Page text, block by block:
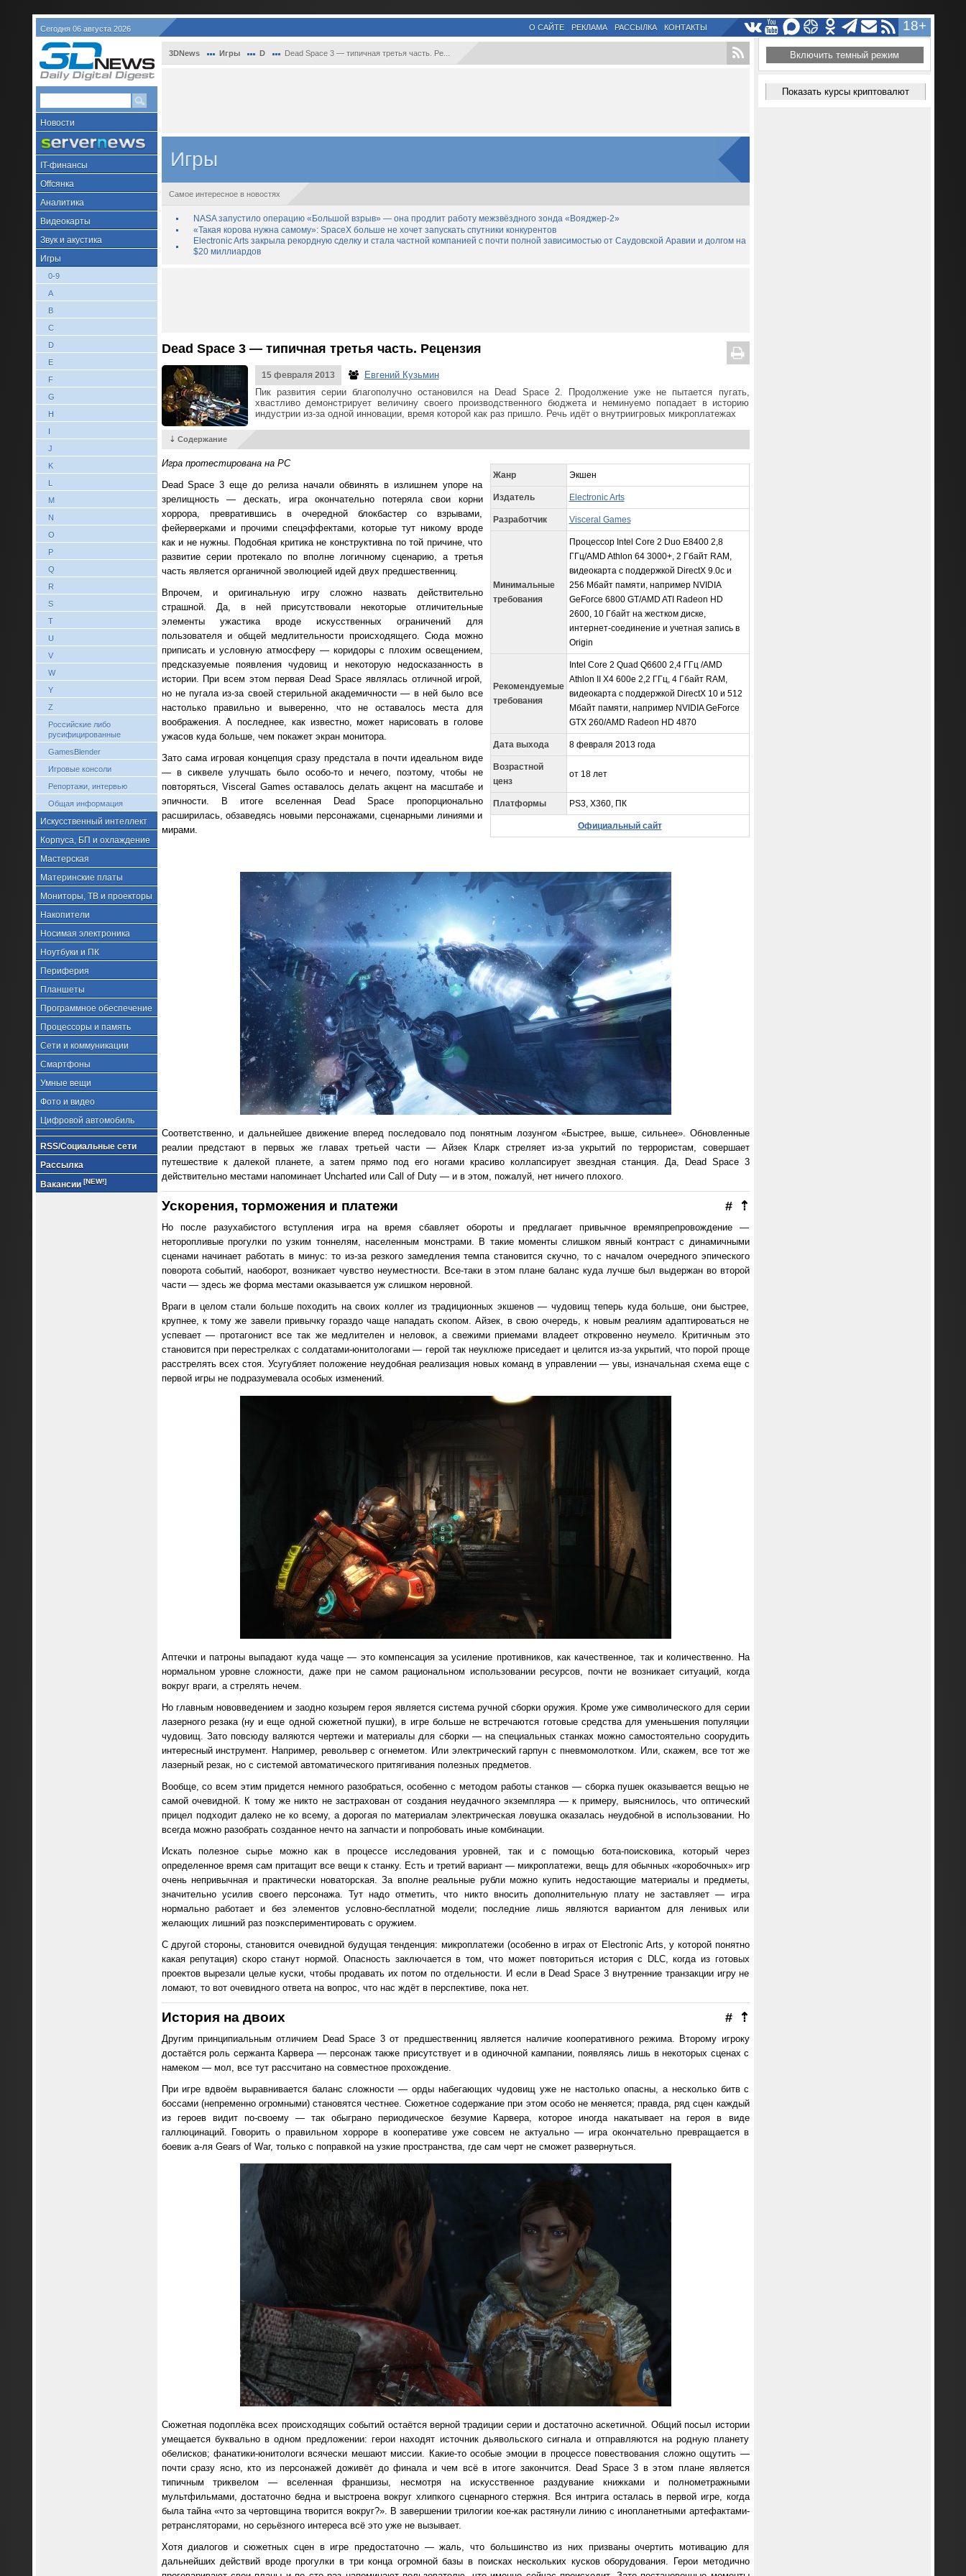
Сегодня 06 августа 2026 18+
О САЙТЕ РЕКЛАМА РАССЫЛКА КОНТАКТЫ
Новости
IT-финансы
Offсянка
Аналитика
Видеокарты
Звук и акустика
Игры
0-9
A
B
C
D
E
F
G
H
I
J
K
L
M
N
O
P
Q
R
S
T
U
V
W
Y
Z
Российские либо
русифицированные
GamesBlender
Игровые консоли
Репортажи, интервью
Общая информация
Искусственный интеллект
Корпуса, БП и охлаждение
Мастерская
Материнские платы
Мониторы, ТВ и проекторы
Накопители
Носимая электроника
Ноутбуки и ПК
Периферия
Планшеты
Программное обеспечение
Процессоры и память
Сети и коммуникации
Смартфоны
Умные вещи
Фото и видео
Цифровой автомобиль
RSS/Социальные сети
Рассылка
Вакансии [NEW!]
3DNews Игры D Dead Space 3 — типичная третья часть. Ре...
Игры
Самое интересное в новостях
NASA запустило операцию «Большой взрыв» — она продлит работу межзвёздного зонда «Вояджер-2»
«Такая корова нужна самому»: SpaceX больше не хочет запускать спутники конкурентов
Electronic Arts закрыла рекордную сделку и стала частной компанией с почти полной зависимостью от Саудовской Аравии и долгом на
$20 миллиардов
Dead Space 3 — типичная третья часть. Рецензия
15 февраля 2013
Евгений Кузьмин
Пик развития серии благополучно остановился на Dead Space 2. Продолжение уже не пытается пугать,
хвастливо демонстрирует величину своего производственного бюджета и неминуемо попадает в историю
индустрии из-за одной инновации, время которой как раз пришло. Речь идёт о внутриигровых микроплатежах
⇣ Содержание
Жанр Экшен
Издатель Electronic Arts
Разработчик Visceral Games
Минимальные
требования
Процессор Intel Core 2 Duo E8400 2,8
ГГц/AMD Athlon 64 3000+, 2 Гбайт RAM,
видеокарта с поддержкой DirectX 9.0c и
256 Мбайт памяти, например NVIDIA
GeForce 6800 GT/AMD ATI Radeon HD
2600, 10 Гбайт на жестком диске,
интернет-соединение и учетная запись в
Origin
Рекомендуемые
требования
Intel Core 2 Quad Q6600 2,4 ГГц /AMD
Athlon II X4 600e 2,2 ГГц, 4 Гбайт RAM,
видеокарта с поддержкой DirectX 10 и 512
Мбайт памяти, например NVIDIA GeForce
GTX 260/AMD Radeon HD 4870
Дата выхода 8 февраля 2013 года
Возрастной
ценз
от 18 лет
Платформы PS3, X360, ПК
Официальный сайт
Игра протестирована на PC
Dead Space 3 еще до релиза начали обвинять в излишнем упоре на
зрелищность — дескать, игра окончательно потеряла свои корни
хоррора, превратившись в очередной блокбастер со взрывами,
фейерверками и прочими спецэффектами, которые тут никому вроде
как и не нужны. Подобная критика не конструктивна по той причине, что
развитие серии протекало по вполне логичному сценарию, а третья
часть является органичной эволюцией идей двух предшественниц.
Впрочем, и оригинальную игру сложно назвать действительно
страшной. Да, в ней присутствовали некоторые отличительные
элементы ужастика вроде искусственных ограничений для
пользователя и общей медлительности происходящего. Сюда можно
приписать и условную атмосферу — коридоры с плохим освещением,
предсказуемые появления чудовищ и некоторую недосказанность в
истории. При всем этом первая Dead Space являлась отличной игрой,
но не пугала из-за своей стерильной академичности — в ней было все
настолько правильно и выверенно, что не оставалось места для
воображения. А последнее, как известно, может нарисовать в голове
ужасов куда больше, чем покажет экран монитора.
Зато сама игровая концепция сразу предстала в почти идеальном виде
— в сиквеле улучшать было особо-то и нечего, поэтому, чтобы не
повторяться, Visceral Games оставалось делать акцент на масштабе и
эпичности. В итоге вселенная Dead Space пропорционально
расширилась, обзаведясь новыми персонажами, сценарными линиями и
мирами.
Соответственно, и дальнейшее движение вперед последовало под понятным лозунгом «Быстрее, выше, сильнее». Обновленные
реалии предстают в первых же главах третьей части — Айзек Кларк стреляет из-за укрытий по террористам, совершает
путешествие к далекой планете, а затем прямо под его ногами красиво коллапсирует звездная станция. Да, Dead Space 3
действительно местами напоминает Uncharted или Call of Duty — и в этом, пожалуй, нет ничего плохого.
⇡
#
Ускорения, торможения и платежи
Но после разухабистого вступления игра на время сбавляет обороты и предлагает привычное времяпрепровождение —
неторопливые прогулки по узким тоннелям, населенным монстрами. В такие моменты слишком явный контраст с динамичными
сценами начинает работать в минус: то из-за резкого замедления темпа становится скучно, то с началом очередного эпического
поворота событий, наоборот, возникает чувство неуместности. Все-таки в этом плане баланс куда лучше был выдержан во второй
части — здесь же форма местами оказывается уж слишком неровной.
Враги в целом стали больше походить на своих коллег из традиционных экшенов — чудовищ теперь куда больше, они быстрее,
крупнее, к тому же завели привычку гораздо чаще нападать скопом. Айзек, в свою очередь, к новым реалиям адаптироваться не
успевает — протагонист все так же медлителен и неловок, а свежими приемами владеет откровенно неумело. Критичным это
становится при перестрелках с солдатами-юнитологами — герой так неуклюже приседает и целится из-за укрытий, что порой проще
расстрелять всех стоя. Усугубляет положение неудобная реализация новых команд в управлении — увы, изначальная схема еще с
первой игры не подразумевала особых изменений.
Аптечки и патроны выпадают куда чаще — это компенсация за усиление противников, как качественное, так и количественно . На
нормальном уровне сложности, даже при не самом рациональном использовании ресурсов, почти не возникает ситуаций, когда
вокруг враги, а стрелять нечем.
Но главным нововведением и заодно козырем героя является система ручной сборки оружия. Кроме уже символического для серии
лазерного резака (ну и еще одной сюжетной пушки), в игре больше не встречаются готовые средства для уменьшения популяции
чудовищ. Зато повсюду валяются чертежи и материалы для сборки — на специальных станках можно самостоятельно соорудить
интересный инструмент. Например, револьвер с огнеметом. Или электрический гарпун с пневмомолотком. Или, скажем, все тот же
лазерный резак, но с системой автоматического притягивания полезных предметов.
Вообще, со всем этим придется немного разобраться, особенно с методом работы станков — сборка пушек оказывается вещью не
самой очевидной. К тому же никто не застрахован от создания неудачного экземпляра — к примеру, выяснилось, что оптический
прицел подходит далеко не ко всему, а дорогая по материалам электрическая ловушка оказалась неудобной в использовании. Но
всегда можно разобрать созданное нечто на запчасти и попробовать иные комбинации.
Искать полезное сырье можно как в процессе исследования уровней, так и с помощью бота-поисковика, который через
определенное время сам притащит все вещи к станку. Есть и третий вариант — микроплатежи, вещь для обычных «коробочных» игр
очень непривычная и практически новаторская. За вполне реальные рубли можно купить недостающие материалы и предметы,
значительно усилив своего персонажа. Тут надо отметить, что никто вносить дополнительную плату не заставляет — игра
нормально работает и без элементов условно-бесплатной модели; последние лишь являются вариантом для ленивых или
желающих лишний раз поэкспериментировать с оружием.
С другой стороны, становится очевидной будущая тенденция: микроплатежи (особенно в играх от Electronic Arts, у которой понятно
какая репутация) скоро станут нормой. Опасность заключается в том, что может повториться история с DLC, когда из готовых
проектов вырезали целые куски, чтобы продавать их потом по отдельности. И если в Dead Space 3 внутренние транзакции игру не
ломают, то вот очевидного ответа на вопрос, что нас ждёт в перспективе, пока нет.
⇡
#
История на двоих
Другим принципиальным отличием Dead Space 3 от предшественниц является наличие кооперативного режима. Второму игроку
достаётся роль сержанта Карвера — персонаж также присутствует и в одиночной кампании, появляясь лишь в некоторых сценах с
намеком — мол, все тут рассчитано на совместное прохождение.
При игре вдвоём выравнивается баланс сложности — орды набегающих чудовищ уже не настолько опасны, а несколько битв с
боссами (непременно огромными) становятся честнее. Сюжетное содержание при этом особо не меняется; правда, ряд сцен каждый
из героев видит по-своему — так обыграно периодическое безумие Карвера, которое иногда накатывает на героя в виде
галлюцинаций. Говорить о правильном хорроре в кооперативе уже совсем не актуально — игра окончательно превращается в
боевик а-ля Gears of War, только с поправкой на узкие пространства, где сам черт не сможет развернуться.
Сюжетная подоплёка всех происходящих событий остаётся верной традиции серии и достаточно аскетичной. Общий посыл истории
умещается буквально в одном предложении: герои находят источник дьявольского сигнала и отправляются на родную планету
обелисков; фанатики-юнитологи всячески мешают миссии. Какие-то особые эмоции в процессе повествования сложно ощутить —
почти сразу ясно, кто из персонажей доживёт до финала и чем всё в итоге закончится. Dead Space 3 в этом плане является
типичным триквелом — вселенная франшизы, несмотря на искусственное раздувание книжками и полнометражными
мультфильмами, достаточно бедна и выстроена вокруг хлипкого сценарного стержня. Вся интрига осталась в первой игре, когда
была тайна «что за чертовщина творится вокруг?». В завершении трилогии кое-как растянули линию с инопланетными артефактами-
ретрансляторами, но серьёзного интереса всё это уже не вызывает.
Хотя диалогов и сюжетных сцен в игре предостаточно — жаль, что большинство из них призваны очертить мотивацию для
дальнейших действий вроде прогулки в три конца огромной базы в поисках нескольких кусков оборудования. Герои методично
Включить темный режим
Показать курсы криптовалют